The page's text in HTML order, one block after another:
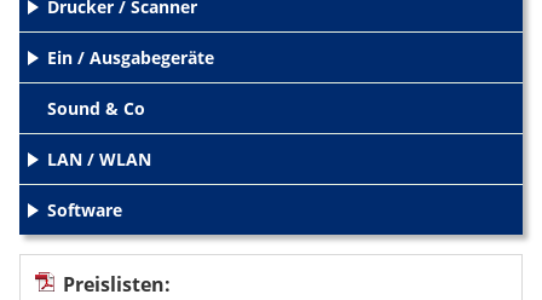
Drucker / Scanner
Ein / Ausgabegeräte
Sound & Co
LAN / WLAN
+Software
Preislisten: